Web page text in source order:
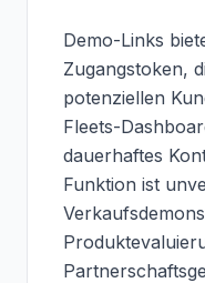
Demo-Links
Zugangstoken,
potenziellen
Fleets-
dauerhaftes
Funktion ist